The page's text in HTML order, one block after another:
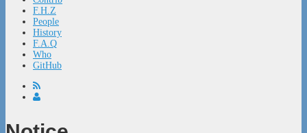
F.H.Z
People
History
F.A.Q
Who
GitHub